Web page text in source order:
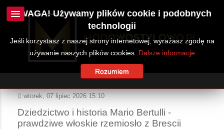
wtorek, 07 lipiec 2026 15:10
Dziedzictwo i historia Mario Bertulli -
prawdziwe włoskie rzemiosło z Brescii
UWAGA! Używamy plików cookie i podobnych
technologii
Jeśli korzystasz z naszej strony internetowej, wyrażasz zgodę na
używanie naszych plików cookies. Dalsze informacje
Rozumiem